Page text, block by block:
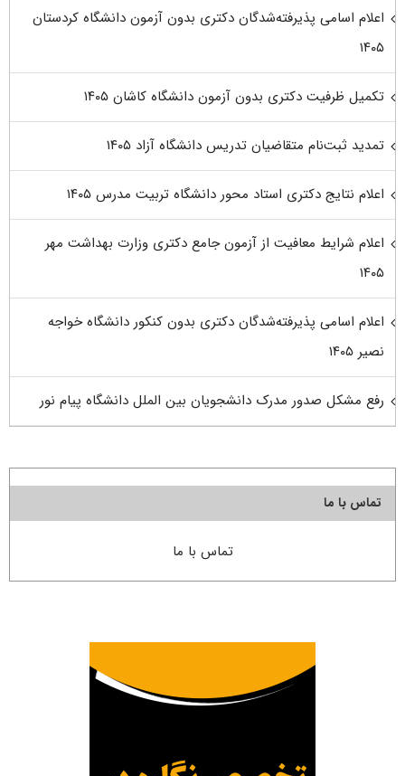
اعلام اسامی پذیرفته‌شدگان دکتری بدون آزمون دانشگاه کردستان
۱۴۰۵
تکمیل ظرفیت دکتری بدون آزمون دانشگاه کاشان ۱۴۰۵
تمدید ثبت‌نام متقاضیان تدریس دانشگاه آزاد ۱۴۰۵
اعلام نتایج دکتری استاد محور دانشگاه تربیت مدرس ۱۴۰۵
اعلام شرایط معافیت از آزمون جامع دکتری وزارت بهداشت مهر
۱۴۰۵
اعلام اسامی پذیرفته‌شدگان دکتری بدون کنکور دانشگاه خواجه
نصیر ۱۴۰۵
رفع مشکل صدور مدرک دانشجویان بین الملل دانشگاه پیام نور
تماس با ما
تماس با ما